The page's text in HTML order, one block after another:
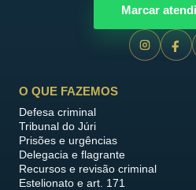
Marcar
O QUE FAZEMOS
Defesa criminal
Tribunal do Júri
Prisões e urgências
Delegacia e flagrante
Recursos e revisão criminal
Estelionato e art. 171